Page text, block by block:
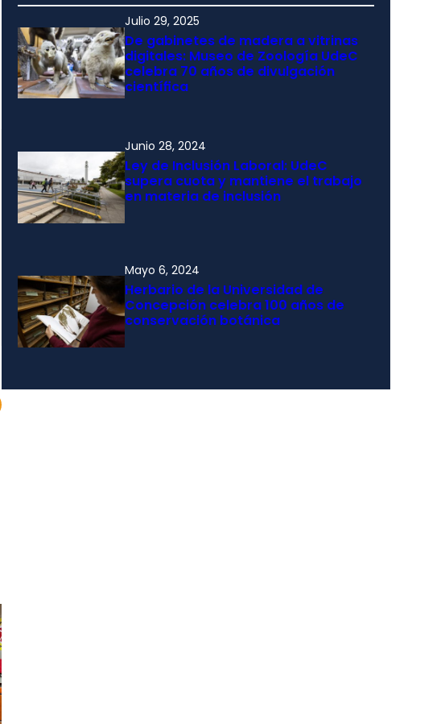
Julio 29, 2025
De gabinetes de madera a vitrinas
digitales: Museo de Zoología UdeC
celebra 70 años de divulgación
científica
Junio 28, 2024
Ley de Inclusión Laboral: UdeC
supera cuota y mantiene el trabajo
en materia de inclusión
Mayo 6, 2024
Herbario de la Universidad de
Concepción celebra 100 años de
conservación botánica